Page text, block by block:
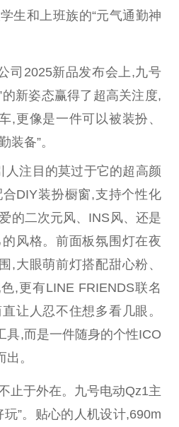
生和上班族的“元气通勤神
司2025新品发布会上,九号
的新姿态赢得了超高关注度,
,更像是一件可以被装扮、
装备”。
人注目的莫过于它的超高颜
DIY装扮橱窗,支持个性化
的二次元风、INS风、还是
风格。前面板氛围灯在夜
,大眼萌前灯搭配甜心粉、
,更有LINE FRIENDS联名
让人忍不住想多看几眼。
具,而是一件随身的个性ICO
。
止于外在。九号电动Qz1主
”。贴心的人机设计,690m